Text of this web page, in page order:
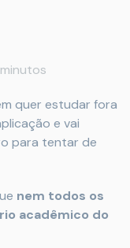
quer estudar fora
e vai
para tentar de
nem todos os
acadêmico do